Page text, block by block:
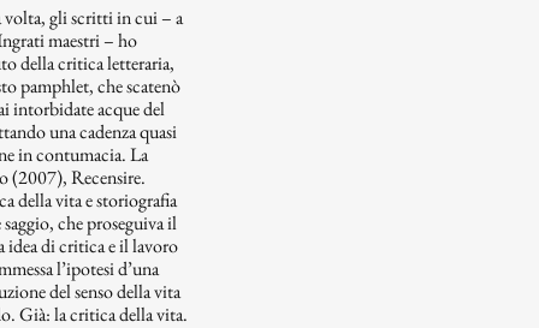
volta, gli scritti in cui – a
maestri – ho
della critica letteraria,
pamphlet, che scatenò
intorbidate acque del
una cadenza quasi
in contumacia. La
(2007), Recensire.
della vita e storiografia
che proseguiva il
idea di critica e il lavoro
l’ipotesi d’una
del senso della vita
Già: la critica della vita.